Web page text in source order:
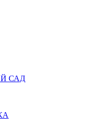
САД